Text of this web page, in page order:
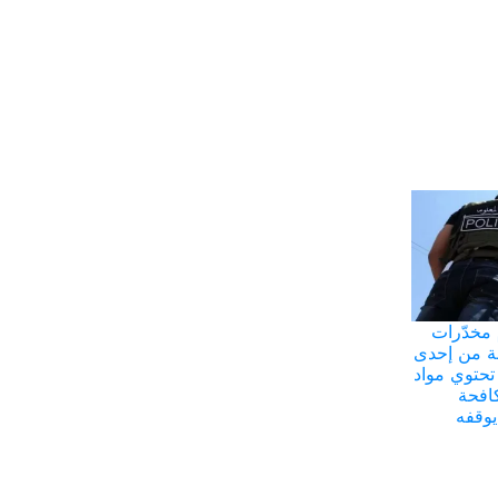
مخدّرات
من إحدى
تحتوي مواد